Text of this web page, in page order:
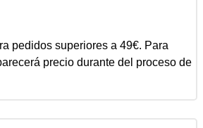
pedidos superiores a 49€. Para
precio durante del proceso de